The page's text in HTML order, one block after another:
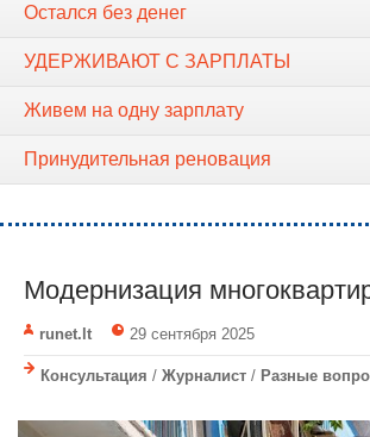
Остался без денег
УДЕРЖИВАЮТ С ЗАРПЛАТЫ
Живем на одну зарплату
Принудительная реновация
Модернизация
runet.lt 29 сентября 2025
Консультация / Журналист / Разные